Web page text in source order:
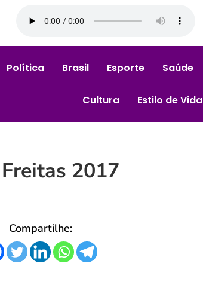
Política Brasil Esporte Saúde
Cultura Estilo de Vida
2017
Compartilhe: